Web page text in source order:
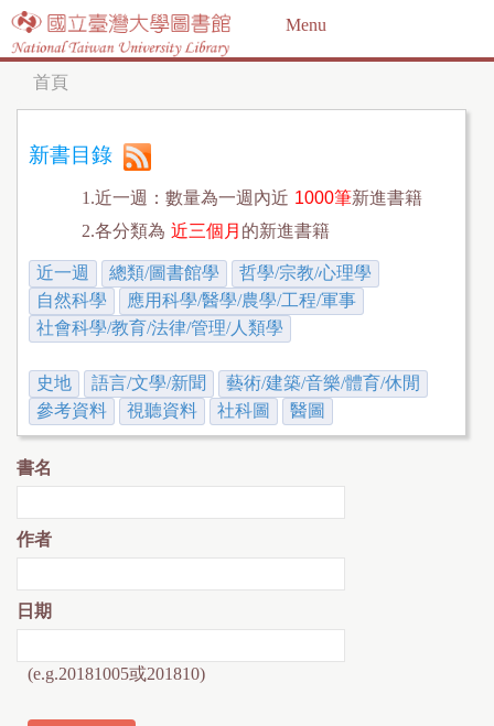
Jump to navigation
Menu
您
在
首頁
新書目錄
1.近一週：數量為一週內近 1000筆新進書籍
2.各分類為 近三個月 的新進書籍
近一週 總類/圖書館學
哲學/宗教/心理學
自然科學
應用科學/醫學/農學/工程/軍事
社會科學/教育/法律/管理/人類學
史地 語言/文學/新聞
藝術/建築/音樂/體育/休閒
參考資料
視聽資料 社科圖 醫圖
書名
作者
日期
(e.g.20181005或201810)